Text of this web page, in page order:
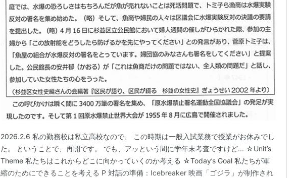
2026.2.6 私の勤務校は私立高校なので、 この時期は一般入試業務で授業がお休みでし
た。 ということで、再開です。 でも、アッという間に学年末考査ですけど... ☆Unit’s
Theme 私たちはこれからどこに向かっていくのか考える ☆Today’s Goal 私たちが軍
縮のためにできることを考える P 対話の準備：Icebreaker 映画「ゴジラ」が制作され